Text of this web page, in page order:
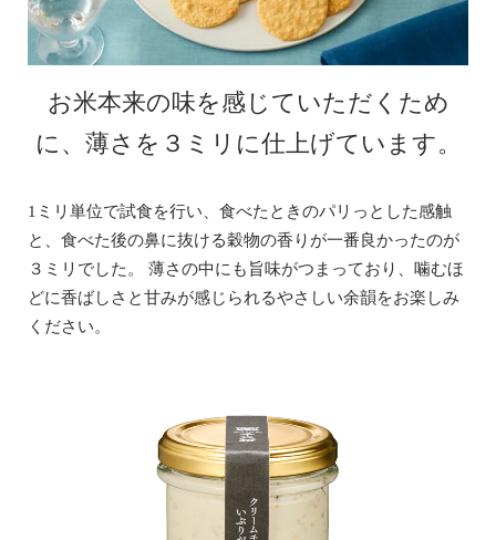
お米本来の味を感じていただくため
に、 薄さを３ミリに仕上げています。
1ミリ単位で試食を行い、食べたときのパリっとした感触
と、食べた後の鼻に抜ける穀物の香りが一番良かったのが
３ミリでした。 薄さの中にも旨味がつまっており、噛むほ
どに香ばしさと甘みが感じられるやさしい余韻をお楽しみ
ください。